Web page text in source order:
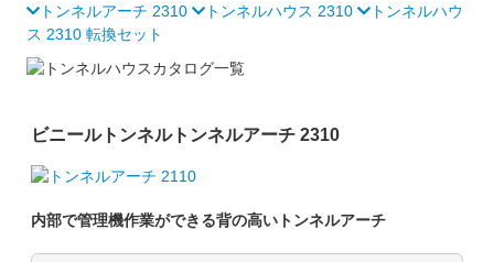
トンネルアーチ 2310 トンネルハウス 2310
トンネルハウ
ス 2310 転換セット
ビニールトンネルトンネルアーチ 2310
内部で管理機作業ができる背の高いトンネルアーチ